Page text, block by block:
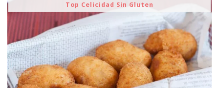
Top Celicidad Sin Gluten